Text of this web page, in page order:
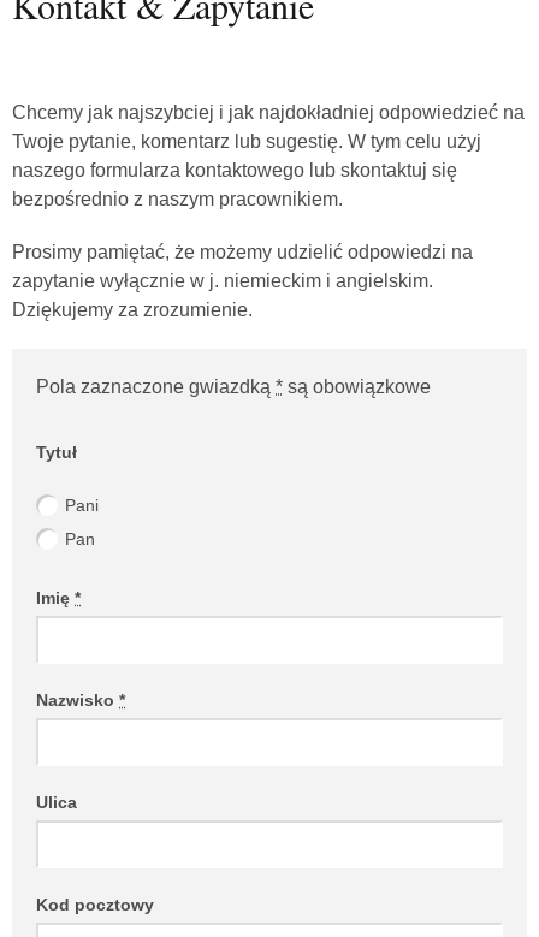
Chcemy jak najszybciej i jak najdokładniej odpowiedzieć na
Twoje pytanie, komentarz lub sugestię. W tym celu użyj
naszego formularza kontaktowego lub skontaktuj się
bezpośrednio z naszym pracownikiem.
Prosimy pamiętać, że możemy udzielić odpowiedzi na
zapytanie wyłącznie w j. niemieckim i angielskim.
Dziękujemy za zrozumienie.
Pola zaznaczone gwiazdką * są obowiązkowe
Tytuł
Pani
Pan
Imię *
Nazwisko *
Ulica
Kod pocztowy